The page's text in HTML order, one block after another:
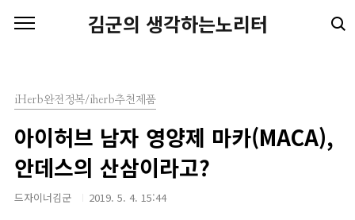
김군의 생각하는노리터
iHerb완전정복/iherb추천제품
아이허브 남자 영양제 마카(MACA),
안데스의 산삼이라고?
드자이너김군 2019. 5. 4. 15:44